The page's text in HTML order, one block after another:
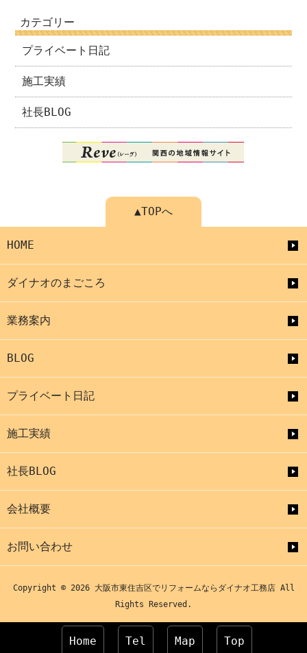
カテゴリー
プライベート日記
施工実績
社長BLOG
▲TOPへ
HOME
ダイナオのまごころ
業務案内
BLOG
プライベート日記
施工実績
社長BLOG
会社概要
お問い合わせ
Copyright © 2026 大阪市東住吉区でリフォームならダイナオ工務店 All
Rights Reserved.
Home Tel Map Top